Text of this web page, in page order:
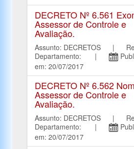
DECRETO Nº 6.561
Assessor de Controle e
Avaliação.
Assunto: DECRETOS |
Departamento: |
em: 20/07/2017
DECRETO Nº 6.562
Assessor de Controle e
Avaliação.
Assunto: DECRETOS |
Departamento: |
em: 20/07/2017